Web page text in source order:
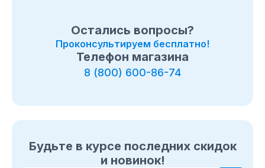
Остались вопросы?
Проконсультируем бесплатно!
Телефон магазина
8 (800) 600-86-74
Будьте в курсе последних скидок
и новинок!